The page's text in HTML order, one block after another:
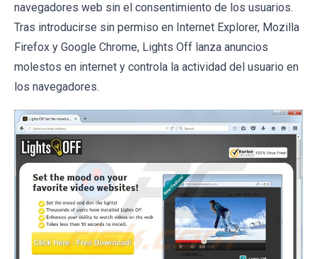
navegadores web sin el consentimiento de los usuarios.
Tras introducirse sin permiso en Internet Explorer, Mozilla
Firefox y Google Chrome, Lights Off lanza anuncios
molestos en internet y controla la actividad del usuario en
los navegadores.